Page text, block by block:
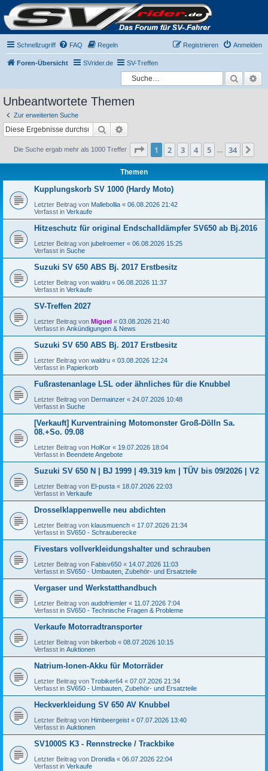
Schnellzugriff FAQ Regeln Anmelden
Registrieren
Foren-Übersicht SVrider.de SV-Treffen
Suche
Unbeantwortete Themen
Zur erweiterten Suche
Suche
Die Suche ergab mehr als 1000 Treffer Seite 1von 34
1 2 3 4 5 34
Themen
Kupplungskorb SV 1000 (Hardy Moto)
Letzter Beitrag von Mallebollia « 06.08.2026 21:42
Verfasst in Verkaufe
Hitzeschutz für original Endschalldämpfer SV650 ab Bj.2016
Letzter Beitrag von jubelroemer « 06.08.2026 15:25
Verfasst in Suche
Suzuki SV 650 ABS Bj. 2017 Erstbesitz
Letzter Beitrag von waldru « 06.08.2026 11:37
Verfasst in Verkaufe
SV-Treffen 2027
Letzter Beitrag von Miguel « 03.08.2026 21:40
Verfasst in Ankündigungen & News
Suzuki SV 650 ABS Bj. 2017 Erstbesitz
Letzter Beitrag von waldru « 03.08.2026 12:24
Verfasst in Papierkorb
Fußrastenanlage LSL oder ähnliches für die Knubbel
Letzter Beitrag von Dermainzer « 24.07.2026 10:48
Verfasst in Suche
[Verkauft] Kurventraining Motomonster Groß-Dölln Sa.
08.+So. 09.08
Letzter Beitrag von HolKor « 19.07.2026 18:04
Verfasst in Beendete Angebote
Suzuki SV 650 N | BJ 1999 | 49.319 km | TÜV bis 09/2026 | V2
Letzter Beitrag von El-pusta « 18.07.2026 22:03
Verfasst in Verkaufe
Drosselklappenwelle neu abdichten
Letzter Beitrag von klausmuench « 17.07.2026 21:34
Verfasst in SV650 - Schrauberecke
Fivestars vollverkleidungshalter und schrauben
Letzter Beitrag von Fabisv650 « 14.07.2026 11:03
Verfasst in SV650 - Umbauten, Zubehör- und Ersatzteile
Vergaser und Werkstatthandbuch
Letzter Beitrag von audofriemler « 11.07.2026 7:04
Verfasst in SV650 - Technische Fragen & Probleme
Verkaufe Motorradtransporter
Letzter Beitrag von bikerbob « 08.07.2026 10:15
Verfasst in Auktionen
Natrium-Ionen-Akku für Motorräder
Letzter Beitrag von Trobiker64 « 07.07.2026 21:34
Verfasst in SV650 - Umbauten, Zubehör- und Ersatzteile
Heckverkleidung SV 650 AV Knubbel
Letzter Beitrag von Himbeergeist « 07.07.2026 13:40
Verfasst in Auktionen
SV1000S K3 - Rennstrecke / Trackbike
Letzter Beitrag von Dronidla « 06.07.2026 22:04
Verfasst in Verkaufe